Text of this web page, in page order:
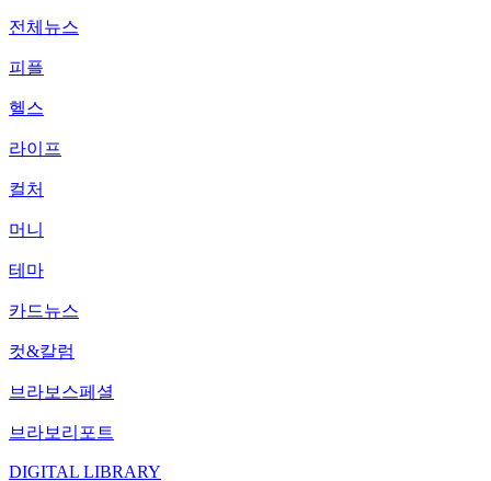
전체뉴스
피플
헬스
라이프
컬처
머니
테마
카드뉴스
컷&칼럼
브라보스페셜
브라보리포트
DIGITAL LIBRARY